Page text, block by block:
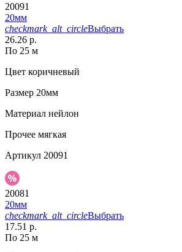
20091
20мм
checkmark_alt_circleВыбрать
26.26 р.
По 25 м
Цвет коричневый
Размер 20мм
Материал нейлон
Прочее мягкая
Артикул 20091
20081
20мм
checkmark_alt_circleВыбрать
17.51 р.
По 25 м